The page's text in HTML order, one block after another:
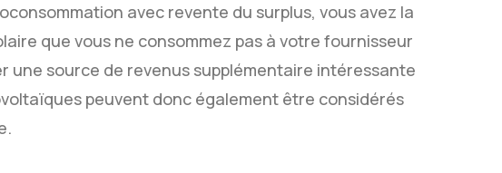
avec revente du surplus, vous avez la
que vous ne consommez pas à votre fournisseur
une source de revenus supplémentaire intéressante
peuvent donc également être considérés